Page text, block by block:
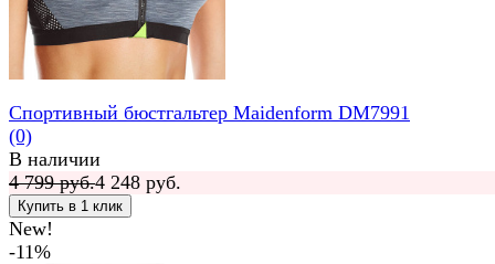
Спортивный бюстгальтер Maidenform DM7991
(0)
В наличии
4 799 руб.4 248 руб.
New!
-11%